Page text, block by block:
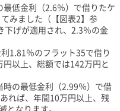
低金利（2.6％）で借りたケ
みました（【図表2】参
下げが適用され、2.3％の金
1.81％のフラット35で借り
以上、総額では142万円と
の最低金利（2.99％）で借
れば、年間10万円以上、残
なります。